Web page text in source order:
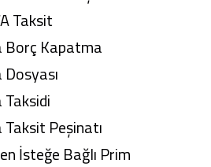
Taksit
Borç Kapatma
Peşinatı
İsteğe Bağlı Prim